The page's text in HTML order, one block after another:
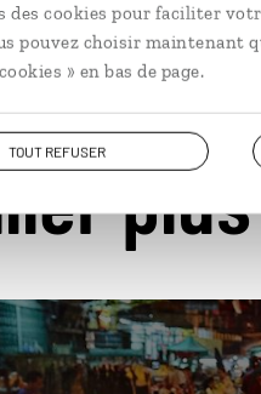
des cookies pour faciliter
pouvez choisir maintenant
» en bas de page.
TOUT REFUSER